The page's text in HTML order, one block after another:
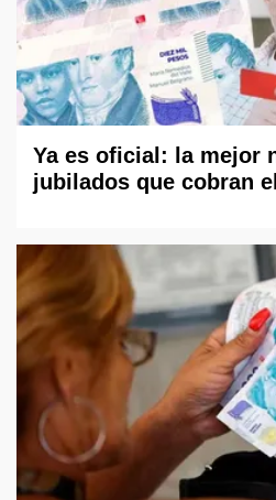
Ya es oficial: la mejor
jubilados que cobran